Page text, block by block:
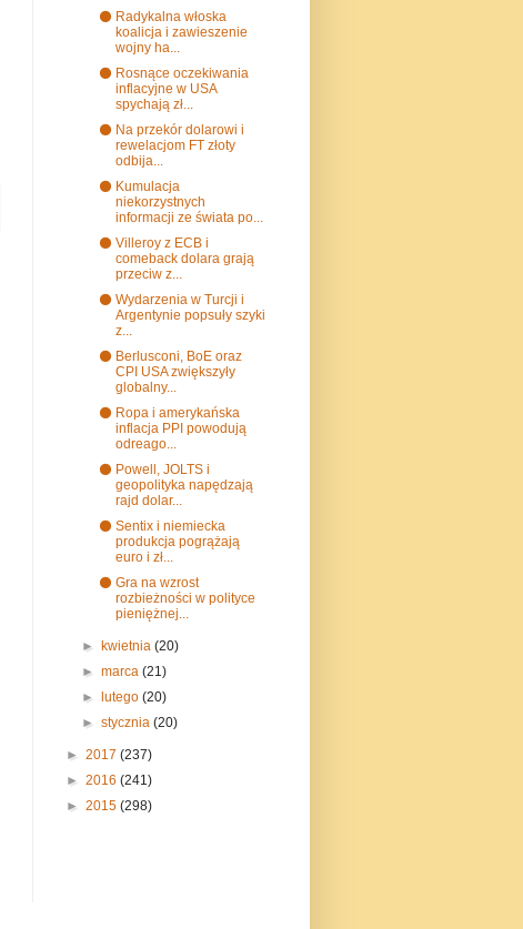
⚫ Radykalna włoska
koalicja i zawieszenie
wojny ha...
⚫ Rosnące oczekiwania
inflacyjne w USA
spychają zł...
⚫ Na przekór dolarowi i
rewelacjom FT złoty
odbija...
⚫ Kumulacja
niekorzystnych
informacji ze świata po...
⚫ Villeroy z ECB i
comeback dolara grają
przeciw z...
⚫ Wydarzenia w Turcji i
Argentynie popsuły szyki
z...
⚫ Berlusconi, BoE oraz
CPI USA zwiększyły
globalny...
⚫ Ropa i amerykańska
inflacja PPI powodują
odreago...
⚫ Powell, JOLTS i
geopolityka napędzają
rajd dolar...
⚫ Sentix i niemiecka
produkcja pogrążają
euro i zł...
⚫ Gra na wzrost
rozbieżności w polityce
pieniężnej...
►kwietnia(20)
►marca(21)
►lutego(20)
►stycznia(20)
► 2017 (237)
► 2016 (241)
► 2015 (298)